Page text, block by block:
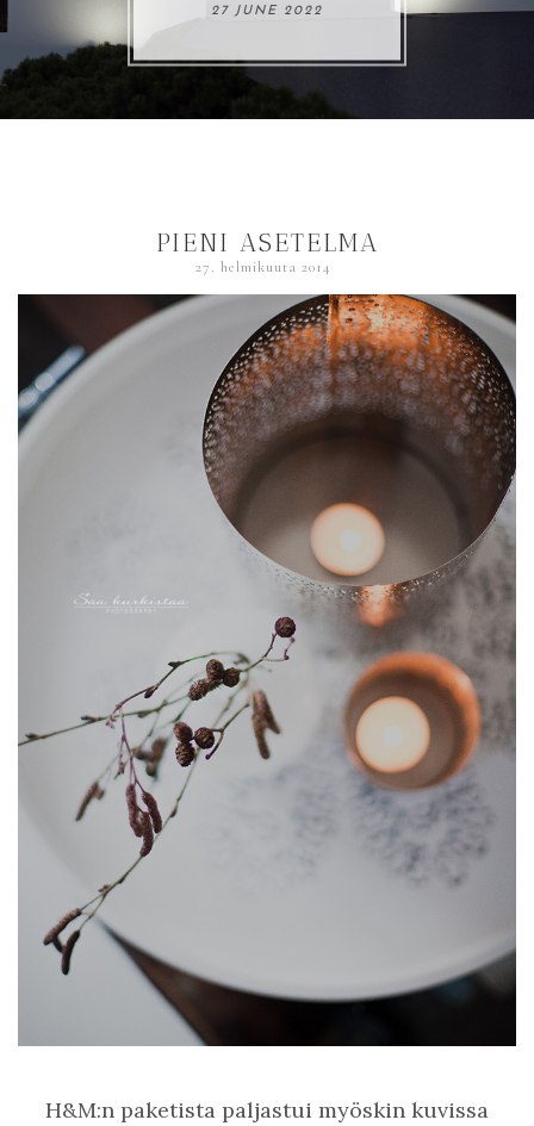
PIENI ASETELMA
27. helmikuuta 2014
H&M:n paketista paljastui myöskin kuvissa